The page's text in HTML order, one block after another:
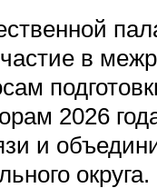
в
2026
и
округа.